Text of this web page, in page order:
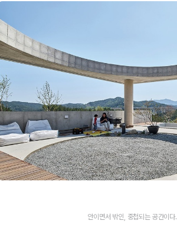
안이면서 밖인, 중첩되는 공간이다.